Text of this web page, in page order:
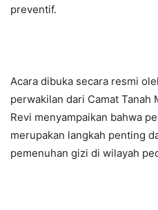
preventif.
Acara dibuka secara resmi
perwakilan dari Camat Tanah
Revi menyampaikan bahwa
merupakan langkah penting
pemenuhan gizi di wilayah